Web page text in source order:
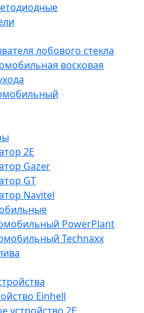
лобового стекла
восковая
2E
Gazer
GT
Navitel
PowerPlant
Technaxx
Einhell